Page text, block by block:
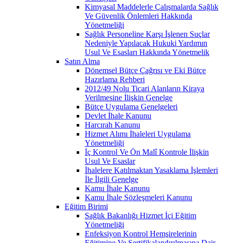
Kimyasal Maddelerle Çalışmalarda Sağlık
Ve Güvenlik Önlemleri Hakkında
Yönetmeliği
Sağlık Personeline Karşı İşlenen Suçlar
Nedeniyle Yapılacak Hukuki Yardımın
Usul Ve Esasları Hakkında Yönetmelik
Satın Alma
Dönemsel Bütçe Çağrısı ve Eki Bütçe
Hazırlama Rehberi
2012/49 Nolu Ticari Alanların Kiraya
Verilmesine İlişkin Genelge
Bütçe Uygulama Genelgeleri
Devlet İhale Kanunu
Harcırah Kanunu
Hizmet Alımı İhaleleri Uygulama
Yönetmeliği
İç Kontrol Ve Ön Malî Kontrole İlişkin
Usul Ve Esaslar
İhalelere Katılmaktan Yasaklama İşlemleri
İle İlgili Genelge
Kamu İhale Kanunu
Kamu İhale Sözleşmeleri Kanunu
Eğitim Birimi
Sağlık Bakanlığı Hizmet İçi Eğitim
Yönetmeliği
Enfeksiyon Kontrol Hemşirelerinin